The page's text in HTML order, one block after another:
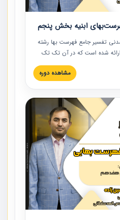
ابنیه بخش پنجم
تفسیر جامع فهرست بها رشته
ارائه شده است که در آن تک تک
تفسیر و ارائه شده است. این
و به همراه تصاویر عملیات
مدیر پروژه مهندسی
رشته ابنیه ارائه شده و به تمام
ساخت در حال فعالیت هستند حتما
استفاده نمایند.
مشاهده دوره